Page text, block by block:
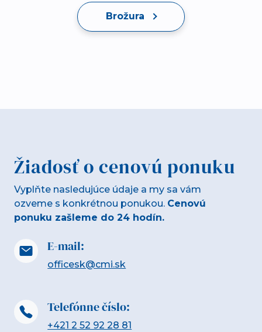
Brožura
Žiadosť o cenovú ponuku
Vyplňte nasledujúce údaje a my sa vám
ozveme s konkrétnou ponukou. Cenovú
ponuku zašleme do 24 hodín.
E-mail:
officesk@cmi.sk
Telefónne číslo:
+421 2 52 92 28 81